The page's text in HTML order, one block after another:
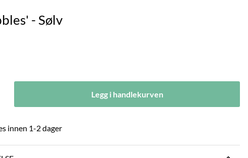
- Sølv
Legg i handlekurven
innen 1-2 dager